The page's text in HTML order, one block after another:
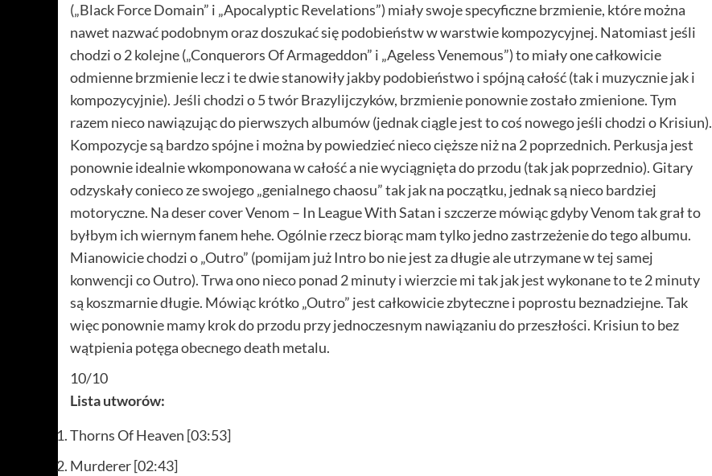
(„Black Force Domain” i „Apocalyptic Revelations”) miały swoje specyficzne brzmienie, które można
nawet nazwać podobnym oraz doszukać się podobieństw w warstwie kompozycyjnej. Natomiast jeśli
chodzi o 2 kolejne („Conquerors Of Armageddon” i „Ageless Venemous”) to miały one całkowicie
odmienne brzmienie lecz i te dwie stanowiły jakby podobieństwo i spójną całość (tak i muzycznie jak i
kompozycyjnie). Jeśli chodzi o 5 twór Brazylijczyków, brzmienie ponownie zostało zmienione. Tym
razem nieco nawiązując do pierwszych albumów (jednak ciągle jest to coś nowego jeśli chodzi o Krisiun).
Kompozycje są bardzo spójne i można by powiedzieć nieco cięższe niż na 2 poprzednich. Perkusja jest
ponownie idealnie wkomponowana w całość a nie wyciągnięta do przodu (tak jak poprzednio). Gitary
odzyskały conieco ze swojego „genialnego chaosu” tak jak na początku, jednak są nieco bardziej
motoryczne. Na deser cover Venom – In League With Satan i szczerze mówiąc gdyby Venom tak grał to
byłbym ich wiernym fanem hehe. Ogólnie rzecz biorąc mam tylko jedno zastrzeżenie do tego albumu.
Mianowicie chodzi o „Outro” (pomijam już Intro bo nie jest za długie ale utrzymane w tej samej
konwencji co Outro). Trwa ono nieco ponad 2 minuty i wierzcie mi tak jak jest wykonane to te 2 minuty
są koszmarnie długie. Mówiąc krótko „Outro” jest całkowicie zbyteczne i poprostu beznadziejne. Tak
więc ponownie mamy krok do przodu przy jednoczesnym nawiązaniu do przeszłości. Krisiun to bez
wątpienia potęga obecnego death metalu.
10/10
Lista utworów:
Thorns Of Heaven [03:53]
Murderer [02:43]